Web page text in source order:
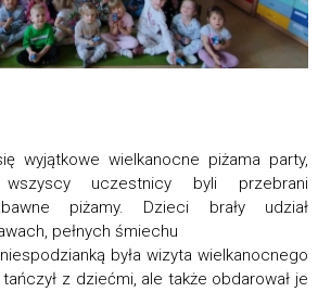
wyjątkowe wielkanocne piżama party,
uczestnicy byli przebrani
piżamy. Dzieci brały udział
pełnych śmiechu
była wizyta wielkanocnego
z dziećmi, ale także obdarował je